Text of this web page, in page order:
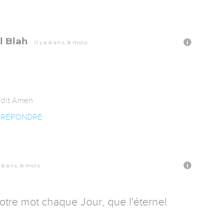
Blah Il y a 6 ans, 8 mois
Amen
RÉPONDRE
6 ans, 8 mois
mot chaque Jour, que l'éternel